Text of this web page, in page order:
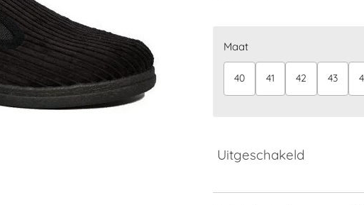
Maat
40 41 42 43
Uitgeschakeld